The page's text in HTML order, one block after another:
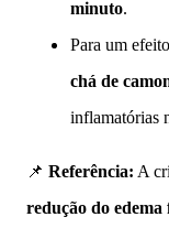
minuto.
Para um
chá de
inflamatórias
📌 Referência: A
redução do edema